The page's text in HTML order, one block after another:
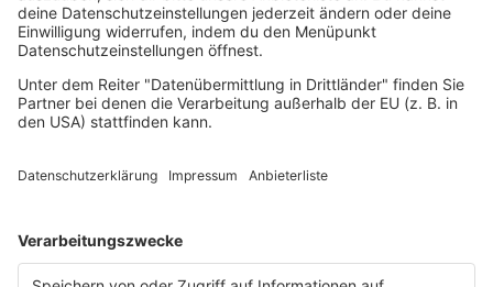
Ihr habt den Sound der Mayday geliebt? Dann ist hier
euer neues Lieblingsradio.
mehr lesen